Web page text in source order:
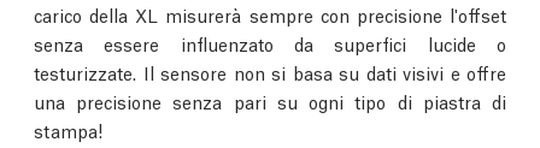
carico della XL misurerà sempre con precisione l'offset
senza essere influenzato da superfici lucide o
testurizzate. Il sensore non si basa su dati visivi e offre
una precisione senza pari su ogni tipo di piastra di
stampa!